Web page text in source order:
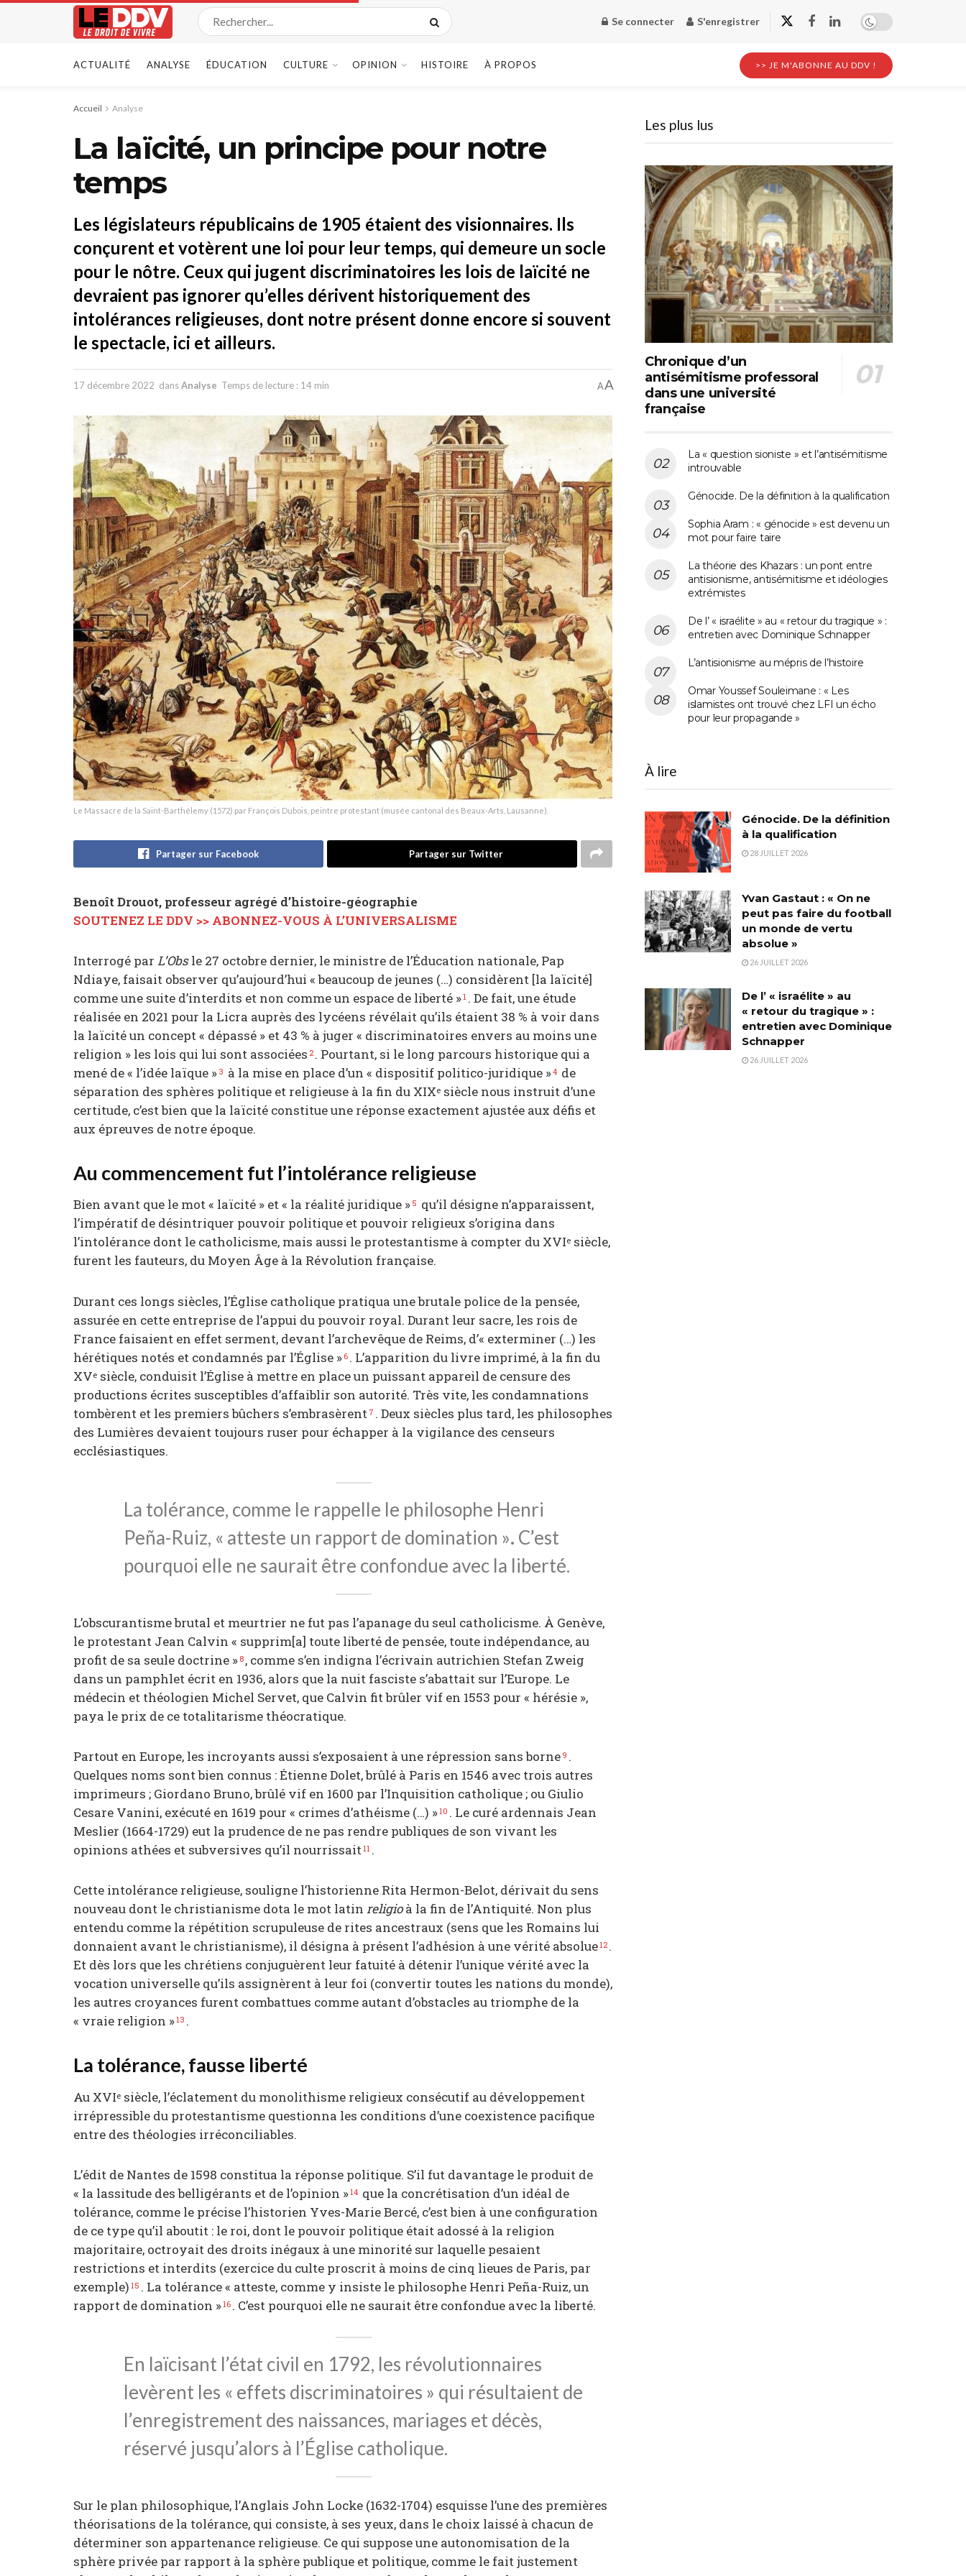
Se connecter S'enregistrer
ACTUALITÉ ANALYSE ÉDUCATION CULTURE OPINION HISTOIRE À PROPOS >> JE M'ABONNE AU DDV !
Accueil Analyse
La laïcité, un principe pour notre
temps
Les législateurs républicains de 1905 étaient des visionnaires. Ils
conçurent et votèrent une loi pour leur temps, qui demeure un socle
pour le nôtre. Ceux qui jugent discriminatoires les lois de laïcité ne
devraient pas ignorer qu’elles dérivent historiquement des
intolérances religieuses, dont notre présent donne encore si souvent
le spectacle, ici et ailleurs.
17 décembre 2022 dansAnalyse Temps de lecture : 14 min AA
Le Massacre de la Saint-Barthélemy (1572) par François Dubois, peintre protestant (musée cantonal des Beaux-Arts, Lausanne).
Partager sur Facebook Partager sur Twitter
Benoît Drouot, professeur agrégé d’histoire-géographie
SOUTENEZ LE DDV >> ABONNEZ-VOUS À L’UNIVERSALISME
Interrogé par L’Obsle 27 octobre dernier, le ministre de l’Éducation nationale, Pap
Ndiaye, faisait observer qu’aujourd’hui « beaucoup de jeunes (…) considèrent [la laïcité]
comme une suite d’interdits et non comme un espace de liberté »1 . De fait, une étude
réalisée en 2021 pour la Licra auprès des lycéens révélait qu’ils étaient 38 % à voir dans
la laïcité un concept « dépassé » et 43 % à juger « discriminatoires envers au moins une
religion » les lois qui lui sont associées 2 . Pourtant, si le long parcours historique qui a
mené de « l’idée laïque » 3 à la mise en place d’un « dispositif politico-juridique »4 de
séparation des sphères politique et religieuse à la fin du XIXe siècle nous instruit d’une
certitude, c’est bien que la laïcité constitue une réponse exactement ajustée aux défis et
aux épreuves de notre époque.
Au commencement fut l’intolérance religieuse
Bien avant que le mot « laïcité » et « la réalité juridique » 5 qu’il désigne n’apparaissent,
l’impératif de désintriquer pouvoir politique et pouvoir religieux s’origina dans
l’intolérance dont le catholicisme, mais aussi le protestantisme à compter du XVIe siècle,
furent les fauteurs, du Moyen Âge à la Révolution française.
Durant ces longs siècles, l’Église catholique pratiqua une brutale police de la pensée,
assurée en cette entreprise de l’appui du pouvoir royal. Durant leur sacre, les rois de
France faisaient en effet serment, devant l’archevêque de Reims, d’« exterminer (…) les
hérétiques notés et condamnés par l’Église » 6 . L’apparition du livre imprimé, à la fin du
XVe siècle, conduisit l’Église à mettre en place un puissant appareil de censure des
productions écrites susceptibles d’affaiblir son autorité. Très vite, les condamnations
tombèrent et les premiers bûchers s’embrasèrent 7 . Deux siècles plus tard, les philosophes
des Lumières devaient toujours ruser pour échapper à la vigilance des censeurs
ecclésiastiques.
La tolérance, comme le rappelle le philosophe Henri
Peña-Ruiz, « atteste un rapport de domination ». C’est
pourquoi elle ne saurait être confondue avec la liberté.
L’obscurantisme brutal et meurtrier ne fut pas l’apanage du seul catholicisme. À Genève,
le protestant Jean Calvin « supprim[a] toute liberté de pensée, toute indépendance, au
profit de sa seule doctrine » 8 , comme s’en indigna l’écrivain autrichien Stefan Zweig
dans un pamphlet écrit en 1936, alors que la nuit fasciste s’abattait sur l’Europe. Le
médecin et théologien Michel Servet, que Calvin fit brûler vif en 1553 pour « hérésie »,
paya le prix de ce totalitarisme théocratique.
Partout en Europe, les incroyants aussi s’exposaient à une répression sans borne 9 .
Quelques noms sont bien connus : Étienne Dolet, brûlé à Paris en 1546 avec trois autres
imprimeurs ; Giordano Bruno, brûlé vif en 1600 par l’Inquisition catholique ; ou Giulio
Cesare Vanini, exécuté en 1619 pour « crimes d’athéisme (…) »10 . Le curé ardennais Jean
Meslier (1664-1729) eut la prudence de ne pas rendre publiques de son vivant les
opinions athées et subversives qu’il nourrissait11 .
Cette intolérance religieuse, souligne l’historienne Rita Hermon-Belot, dérivait du sens
nouveau dont le christianisme dota le mot latin religioà la fin de l’Antiquité. Non plus
entendu comme la répétition scrupuleuse de rites ancestraux (sens que les Romains lui
donnaient avant le christianisme), il désigna à présent l’adhésion à une vérité absolue12 .
Et dès lors que les chrétiens conjuguèrent leur fatuité à détenir l’unique vérité avec la
vocation universelle qu’ils assignèrent à leur foi (convertir toutes les nations du monde),
les autres croyances furent combattues comme autant d’obstacles au triomphe de la
« vraie religion »13 .
La tolérance, fausse liberté
Au XVIe siècle, l’éclatement du monolithisme religieux consécutif au développement
irrépressible du protestantisme questionna les conditions d’une coexistence pacifique
entre des théologies irréconciliables.
L’édit de Nantes de 1598 constitua la réponse politique. S’il fut davantage le produit de
« la lassitude des belligérants et de l’opinion »14 que la concrétisation d’un idéal de
tolérance, comme le précise l’historien Yves-Marie Bercé, c’est bien à une configuration
de ce type qu’il aboutit : le roi, dont le pouvoir politique était adossé à la religion
majoritaire, octroyait des droits inégaux à une minorité sur laquelle pesaient
restrictions et interdits (exercice du culte proscrit à moins de cinq lieues de Paris, par
exemple) 15 . La tolérance « atteste, comme y insiste le philosophe Henri Peña-Ruiz, un
rapport de domination »16 . C’est pourquoi elle ne saurait être confondue avec la liberté.
En laïcisant l’état civil en 1792, les révolutionnaires
levèrent les « effets discriminatoires » qui résultaient de
l’enregistrement des naissances, mariages et décès,
réservé jusqu’alors à l’Église catholique.
Sur le plan philosophique, l’Anglais John Locke (1632-1704) esquisse l’une des premières
théorisations de la tolérance, qui consiste, à ses yeux, dans le choix laissé à chacun de
déterminer son appartenance religieuse. Ce qui suppose une autonomisation de la
sphère privée par rapport à la sphère publique et politique, comme le fait justement
Les plus lus
Chronique d’un
antisémitisme professoral
dans une université
française
La « question sioniste » et l’antisémitisme
introuvable
Génocide. De la définition à la qualification
Sophia Aram : « génocide » est devenu un
mot pour faire taire
La théorie des Khazars : un pont entre
antisionisme, antisémitisme et idéologies
extrémistes
De l’ « israélite » au « retour du tragique » :
entretien avec Dominique Schnapper
L’antisionisme au mépris de l’histoire
Omar Youssef Souleimane : « Les
islamistes ont trouvé chez LFI un écho
pour leur propagande »
À lire
Génocide. De la définition
à la qualification
28 JUILLET 2026
Yvan Gastaut : « On ne
peut pas faire du football
un monde de vertu
absolue »
26 JUILLET 2026
De l’ « israélite » au
« retour du tragique » :
entretien avec Dominique
Schnapper
26 JUILLET 2026